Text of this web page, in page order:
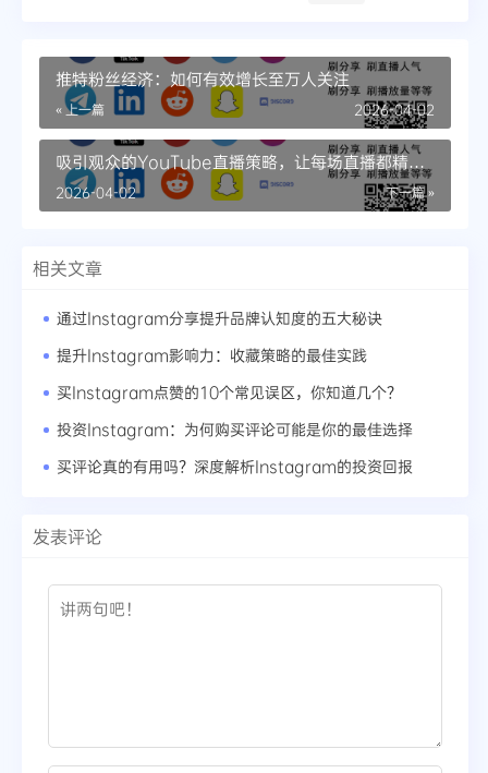
推特粉丝经济：如何有效增长至万人关注
« 上一篇 2026-04-02
吸引观众的YouTube直播策略，让每场直播都精彩
纷呈
下一篇 »
2026-04-02
相关文章
通过Instagram分享提升品牌认知度的五大秘诀
提升Instagram影响力：收藏策略的最佳实践
买Instagram点赞的10个常见误区，你知道几个？
投资Instagram：为何购买评论可能是你的最佳选择
买评论真的有用吗？深度解析Instagram的投资回报
发表评论